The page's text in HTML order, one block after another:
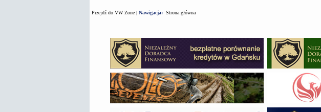
Przejdź do VW Zone| Nawigacja: Strona główna